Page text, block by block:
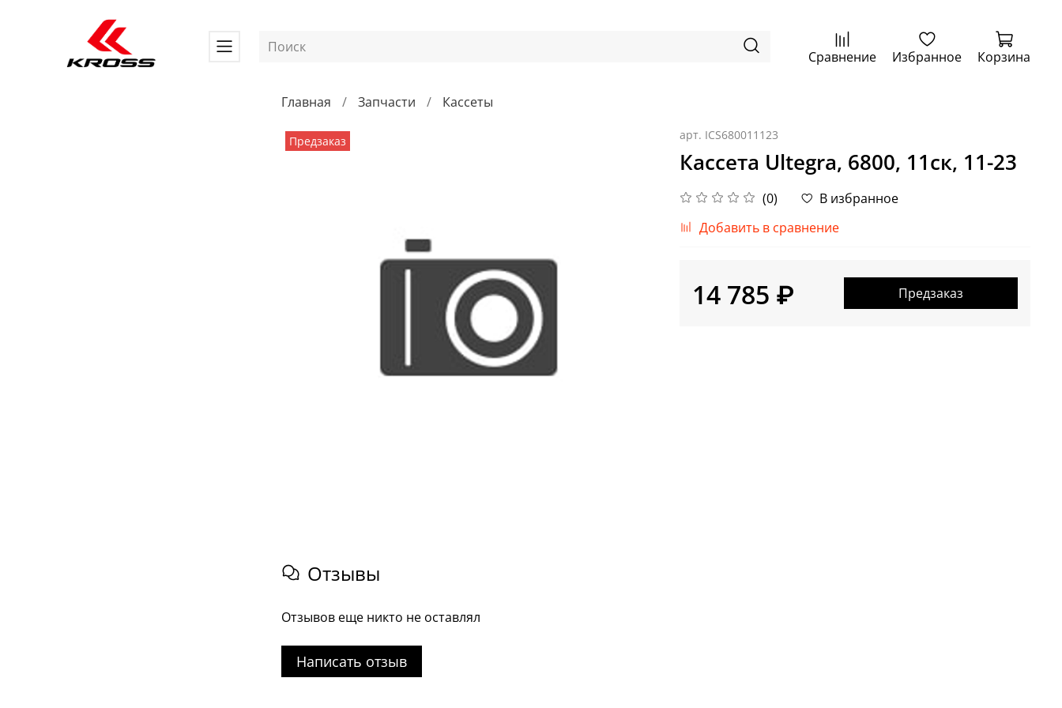
Сравнение Избранное Корзина
Главная Запчасти Кассеты
Предзаказ арт. ICS680011123
Кассета Ultegra, 6800, 11ск, 11-23
(0)
В избранное
Добавить в сравнение
14 785 ₽ Предзаказ
Отзывы
Отзывов еще никто не оставлял
Написать отзыв